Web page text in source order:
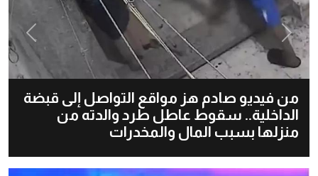
من فيديو صادم هز مواقع التواصل إلى قبضة
الداخلية.. سقوط عاطل طرد والدته من
منزلها بسبب المال والمخدرات
Previous
Next